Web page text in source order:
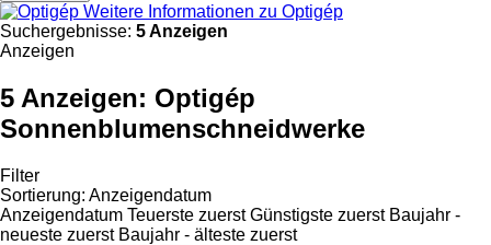
Weitere Informationen zu Optigép
Suchergebnisse: 5 Anzeigen
Anzeigen
5 Anzeigen: Optigép
Sonnenblumenschneidwerke
Filter
Sortierung: Anzeigendatum
Anzeigendatum Teuerste zuerst Günstigste zuerst Baujahr -
neueste zuerst Baujahr - älteste zuerst